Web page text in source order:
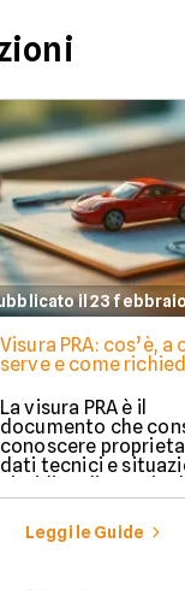
il 23
Visura PRA: cos’è, a
serve e come
La visura PRA è il
documento che
conoscere
dati tecnici e
giuridica di un
iscritto al Pubblico
Automobilistico.
Leggi le Guide